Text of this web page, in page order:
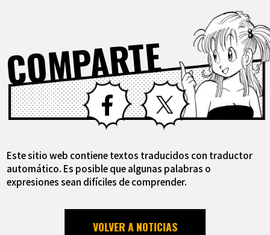
COMPARTE
Facebook X
Este sitio web contiene textos traducidos con traductor
automático. Es posible que algunas palabras o
expresiones sean difíciles de comprender.
VOLVER A NOTICIAS